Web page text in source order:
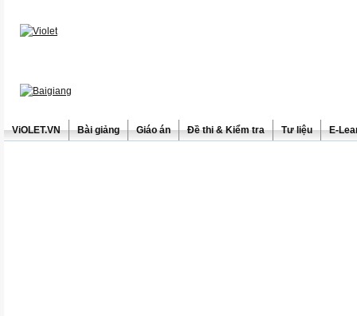
ViOLET.VN Bài giảng Giáo án Đề thi & Kiểm tra Tư liệu E-